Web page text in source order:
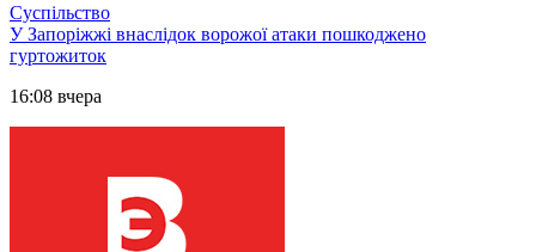
Суспільство
У Запоріжжі внаслідок ворожої атаки пошкоджено
гуртожиток
16:08 вчера